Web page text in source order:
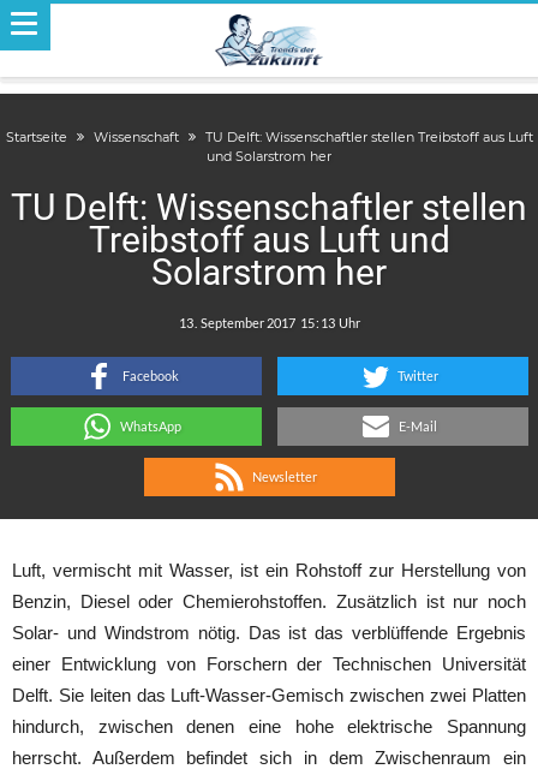
Startseite Wissenschaft
TU Delft: Wissenschaftler stellen Treibstoff aus Luft
und Solarstrom her
TU Delft: Wissenschaftler stellen
Treibstoff aus Luft und
Solarstrom her
:
Facebook Twitter
WhatsApp E-Mail
Newsletter
Luft, vermischt mit Wasser, ist ein Rohstoff zur Herstellung von
Benzin, Diesel oder Chemierohstoffen. Zusätzlich ist nur noch
Solar- und Windstrom nötig. Das ist das verblüffende Ergebnis
einer Entwicklung von Forschern der Technischen Universität
Delft. Sie leiten das Luft-Wasser-Gemisch zwischen zwei Platten
hindurch, zwischen denen eine hohe elektrische Spannung
herrscht. Außerdem befindet sich in dem Zwischenraum ein